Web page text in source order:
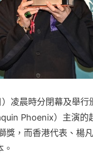
凌晨時分閉幕及舉行
Phoenix）主演的
獎，而香港代表、楊